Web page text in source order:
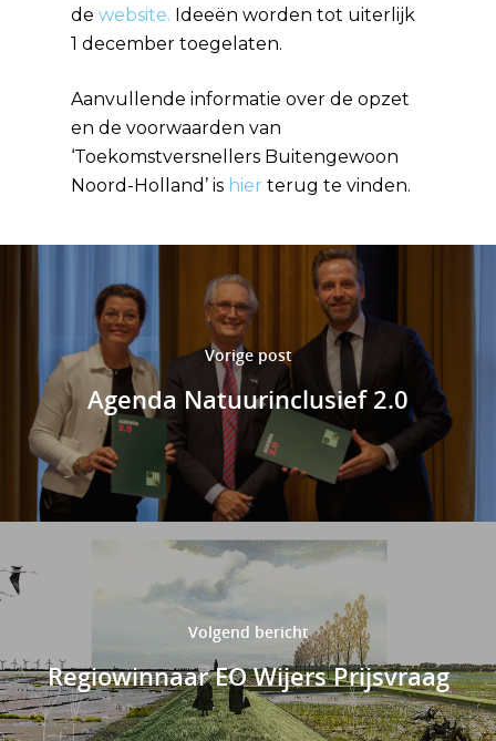
de website. Ideeën worden tot uiterlijk
1 december toegelaten.
Aanvullende informatie over de opzet
en de voorwaarden van
‘Toekomstversnellers Buitengewoon
Noord-Holland’ is hier terug te vinden.
Vorige post
Agenda Natuurinclusief 2.0
Volgend bericht
Regiowinnaar EO Wijers Prijsvraag